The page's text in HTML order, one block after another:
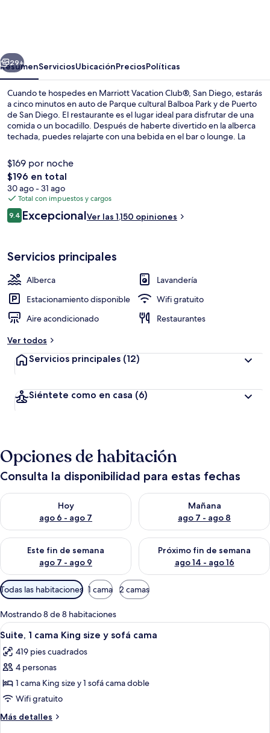
Diego
Siguiente
29+
ResumenServiciosUbicaciónPreciosPolíticas
Cuando te hospedes en Marriott Vacation Club®, San Diego, estarás
a cinco minutos en auto de Parque cultural Balboa Park y de Puerto
de San Diego. El restaurante es el lugar ideal para disfrutar de una
comida o un bocadillo. Después de haberte divertido en la alberca
techada, puedes relajarte con una bebida en el bar o lounge. La
tina de hidromasaje. Por su parte, sus departamentos tienen
servicios y amenidades convenientes, como camas cómodas con
ropa de cama de alta calidad. A otros visitantes les encantan las
amenidades y características como el personal amable y la
ubicación. Hay opciones de transporte público a una corta distancia
a pie: Parada de tranvía 5th Avenue está a 5 minutos y Civic Center
Station está a 8 minutos.
$169 por noche
El
precio
total
es
de
$196 en total
30 ago - 31 ago
Total con impuestos y cargos
Opiniones
9.49.4 de 10,
ExcepcionalVer las 1,150 opiniones
Servicios principales
Alberca
Lavandería
Estacionamiento disponible
Wifi gratuito
Aire acondicionado
Restaurantes
Ver todos
Servicios principales (12)
Siéntete como en casa (6)
Opciones de habitación
Consulta la disponibilidad para estas fechas
Hoy
ago 6 - ago 7
Consulta la disponibilidad para hoy ago 6 - ago 7
Mañana
ago 7 - ago 8
Consulta la disponibilidad
Este fin de semana
ago 7 - ago 9
Consulta la disponibilidad para este fin de semana ago 7 -
Próximo fin de semana
ago 14 - ago 16
Consulta la disponibilidad
Filtros
disponibles
para
las
habitaciones
Todas las habitaciones 1 cama 2 camas
Mostrando 8 de 8 habitaciones
Abrir
todas
las
fotos
de
Suite,
1
cama
Habitación de hotel con televisión,
5
Suite, 1 cama King size y sofá cama
419 pies cuadrados
4 personas
1 cama King size y 1 sofá cama doble
Wifi gratuito
Más detalles
Más